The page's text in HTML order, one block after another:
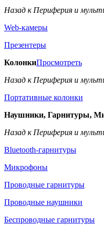
Назад к Периферия и
Web-камеры
Презентеры
КолонкиПросмотреть
Назад к Периферия и
Портативные колонки
Наушники, Гарнитуры,
Назад к Периферия и
Bluetooth-гарнитуры
Микрофоны
Проводные гарнитуры
Проводные наушники
Беспроводные гарнитуры